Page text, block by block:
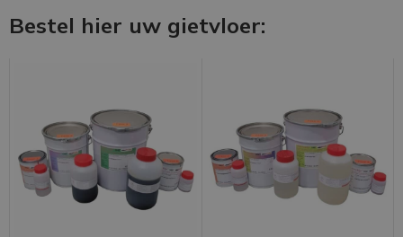
Bestel hier uw gietvloer: